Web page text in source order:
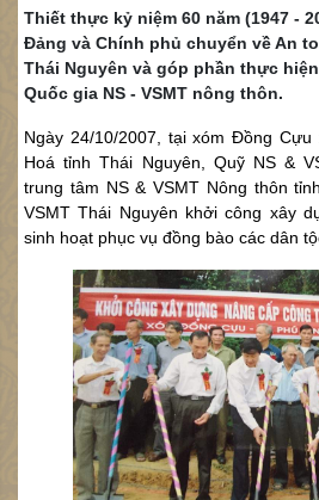
Thiết thực kỷ niệm 60 năm (1947 -
Đảng và Chính phủ chuyển về An
Thái Nguyên và góp phần thực
Quốc gia NS - VSMT nông thôn.
Ngày 24/10/2007, tại xóm Đồng
Hoá tỉnh Thái Nguyên, Quỹ NS &
trung tâm NS & VSMT Nông thôn
VSMT Thái Nguyên khởi công xây
sinh hoạt phục vụ đồng bào các dân